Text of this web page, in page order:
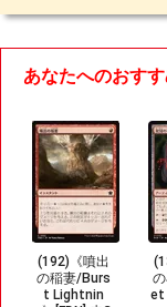
あなたへのおす
(192)《噴出
の稲妻/Burs
t Lightnin
et